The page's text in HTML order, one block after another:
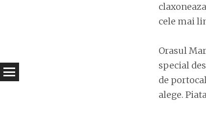
cele mai
Orasul
special
de
alege.